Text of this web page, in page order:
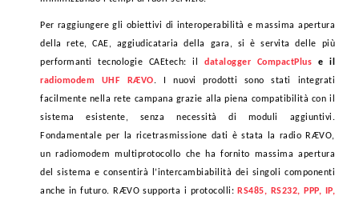
Per raggiungere gli obiettivi di interoperabilità e massima apertura
della rete, CAE, aggiudicataria della gara, si è servita delle più
performanti tecnologie CAEtech: ildatalogger CompactPlus e il
radiomodem UHF RÆVO. I nuovi prodotti sono stati integrati
facilmente nella rete campana grazie alla piena compatibilità con il
sistema esistente, senza necessità di moduli aggiuntivi.
Fondamentale per la ricetrasmissione dati è stata la radio RÆVO,
un radiomodem multiprotocollo che ha fornito massima apertura
del sistema e consentirà l’intercambiabilità dei singoli componenti
anche in futuro. RÆVO supporta i protocolli: RS485, RS232, PPP, IP,